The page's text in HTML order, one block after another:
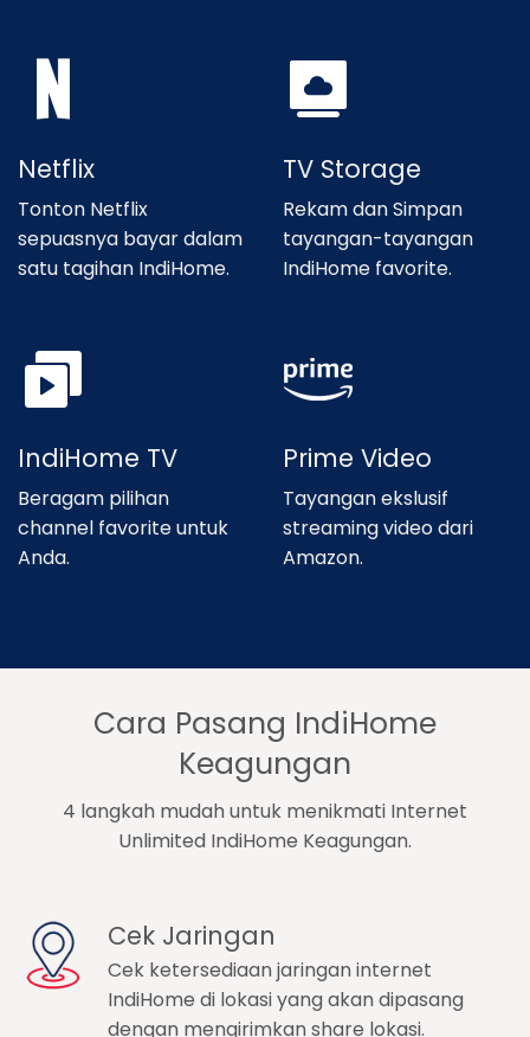
Netflix
Tonton Netflix
sepuasnya bayar dalam
satu tagihan IndiHome.
TV Storage
Rekam dan Simpan
tayangan-tayangan
IndiHome favorite.
IndiHome TV
Beragam pilihan
channel favorite untuk
Anda.
Prime Video
Tayangan ekslusif
streaming video dari
Amazon.
Cara Pasang IndiHome
Keagungan
4 langkah mudah untuk menikmati Internet
Unlimited IndiHome Keagungan.
Cek Jaringan
Cek ketersediaan jaringan internet
IndiHome di lokasi yang akan dipasang
dengan mengirimkan share lokasi.